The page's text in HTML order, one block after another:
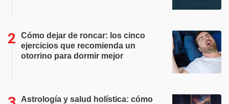
Cómo dejar de roncar: los cinco
ejercicios que recomienda un
otorrino para dormir mejor
Astrología y salud holística: cómo